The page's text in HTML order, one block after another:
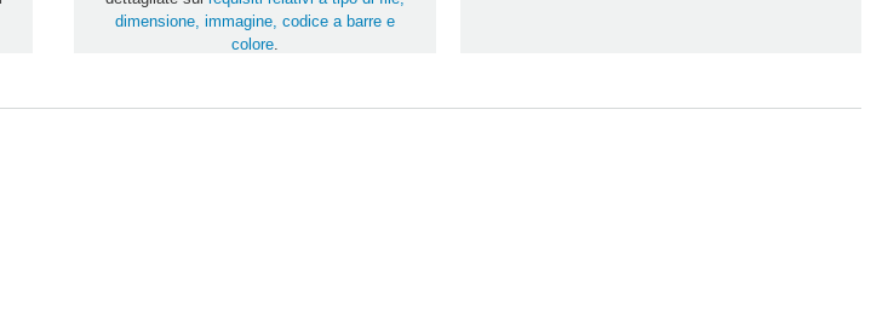
dimensione, immagine, codice a barre e
colore.